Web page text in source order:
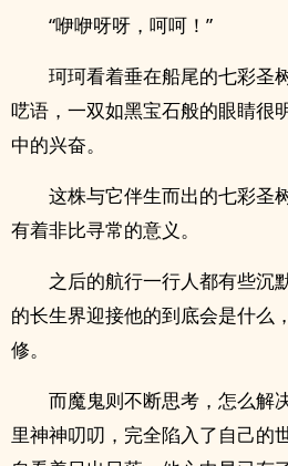
“咿咿呀呀，呵呵！”
珂珂看着垂在船尾的七彩圣
呓语，一双如黑宝石般的眼睛很
中的兴奋。
这株与它伴生而出的七彩圣
有着非比寻常的意义。
之后的航行一行人都有些沉
的长生界迎接他的到底会是什么
修。
而魔鬼则不断思考，怎么解
里神神叨叨，完全陷入了自己的